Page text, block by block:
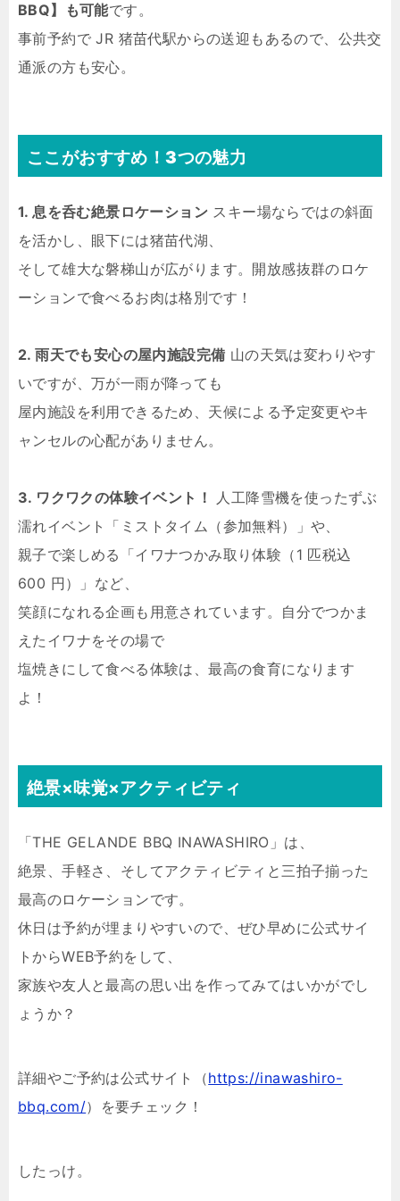
BBQ】も可能です。
事前予約で JR 猪苗代駅からの送迎もあるので、公共交
通派の方も安心。
ここがおすすめ！3つの魅力
1. 息を呑む絶景ロケーション スキー場ならではの斜面
を活かし、眼下には猪苗代湖、
そして雄大な磐梯山が広がります。開放感抜群のロケ
ーションで食べるお肉は格別です！
2. 雨天でも安心の屋内施設完備 山の天気は変わりやす
いですが、万が一雨が降っても
屋内施設を利用できるため、天候による予定変更やキ
ャンセルの心配がありません。
3. ワクワクの体験イベント！
人工降雪機を使ったずぶ
濡れイベント「ミストタイム（参加無料）」や、
親子で楽しめる「イワナつかみ取り体験（1 匹税込
600 円）」など、
笑顔になれる企画も用意されています。自分でつかま
えたイワナをその場で
塩焼きにして食べる体験は、最高の食育になります
よ！
絶景×味覚×アクティビティ
「THE GELANDE BBQ INAWASHIRO」は、
絶景、手軽さ、そしてアクティビティと三拍子揃った
最高のロケーションです。
休日は予約が埋まりやすいので、ぜひ早めに公式サイ
トからWEB予約をして、
家族や友人と最高の思い出を作ってみてはいかがでし
ょうか？
詳細やご予約は公式サイト（https://inawashiro-
bbq.com/）を要チェック！
したっけ。